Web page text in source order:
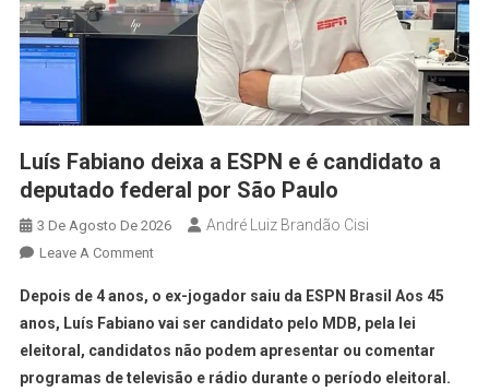
Luís Fabiano deixa a ESPN e é candidato a
deputado federal por São Paulo
3 De Agosto De 2026 André Luiz Brandão Cisi
Leave A Comment
Depois de 4 anos, o ex-jogador saiu da ESPN Brasil Aos 45
anos, Luís Fabiano vai ser candidato pelo MDB, pela lei
eleitoral, candidatos não podem apresentar ou comentar
programas de televisão e rádio durante o período eleitoral.